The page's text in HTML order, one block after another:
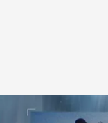
Arrancando La Nave 18
cuatro.com